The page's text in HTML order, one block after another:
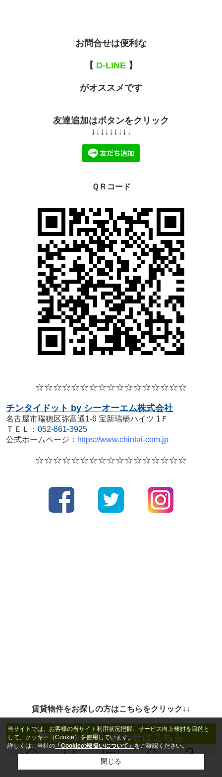
お問合せは便利な
【 D-LINE 】
がオススメです
友達追加はボタンをクリック
↓↓↓↓↓↓↓↓↓
ＱＲコード
☆☆☆☆☆☆☆☆☆☆☆☆☆☆☆☆☆
チンタイドット by シーオーエム株式会社
名古屋市瑞穂区弥富通1-6 宝新瑞橋ハイツ 1Ｆ
ＴＥＬ： 052-861-3925
公式ホームページ： https://www.chintai-com.jp
☆☆☆☆☆☆☆☆☆☆☆☆☆☆☆☆☆
賃貸物件をお探しの方はこちらをクリック↓↓
弊社へのお問い合わせはこちら
問い合せ
当サイトでは、お客様の当サイト利用状況把握、サービス向上検討を目的と
して、クッキー（Cookie）を使用しています。
詳しくは、当社の「Cookieの取扱いについて」をご確認ください。
閉じる